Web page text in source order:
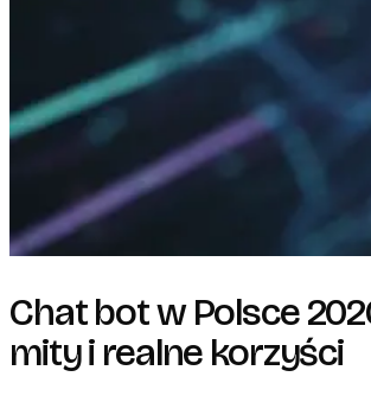
Chat bot w Polsce
mity i realne korzyści